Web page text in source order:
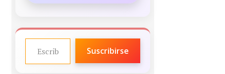
ESCRIBE TU CORREO ELECTRÓNICO…
Suscribirse